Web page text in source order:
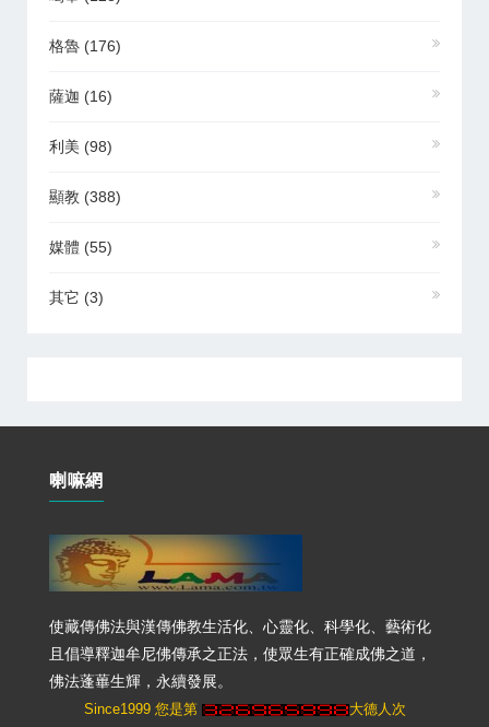
格魯 (176)
薩迦 (16)
利美 (98)
顯教 (388)
媒體 (55)
其它 (3)
喇嘛網
使藏傳佛法與漢傳佛教生活化、心靈化、科學化、藝術化
且倡導釋迦牟尼佛傳承之正法，使眾生有正確成佛之道，
佛法蓬蓽生輝，永續發展。
Since1999 您是第 大德人次